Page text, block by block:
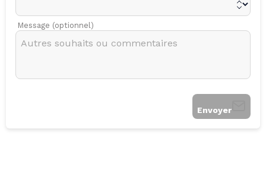
Message (optionnel)
Envoyer